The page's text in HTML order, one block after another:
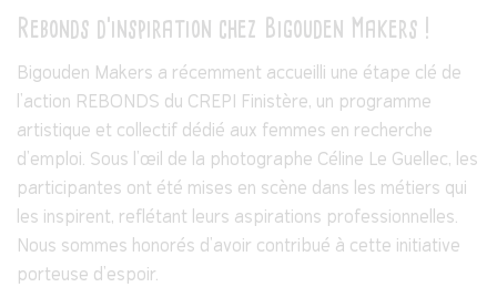
Rebonds d’inspiration chez Bigouden Makers !
Bigouden Makers a récemment accueilli une étape clé de
l'action REBONDS du CREPI Finistère, un programme
artistique et collectif dédié aux femmes en recherche
d'emploi. Sous l'œil de la photographe Céline Le Guellec, les
participantes ont été mises en scène dans les métiers qui
les inspirent, reflétant leurs aspirations professionnelles.
Nous sommes honorés d'avoir contribué à cette initiative
porteuse d'espoir.